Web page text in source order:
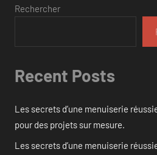
Rechercher
Recent Posts
Les secrets d’une menuiserie
pour des projets sur mesure.
Les secrets d’une menuiserie